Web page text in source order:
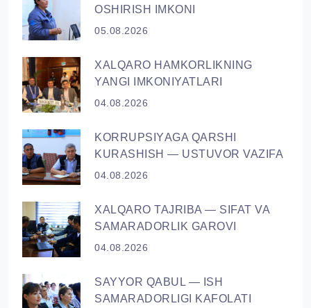
OSHIRISH IMKONI
05.08.2026
XALQARO HAMKORLIKNING
YANGI IMKONIYATLARI
04.08.2026
KORRUPSIYАGA QARSHI
KURASHISH — USTUVOR VAZIFA
04.08.2026
XALQARO TAJRIBA — SIFAT VA
SAMARADORLIK GAROVI
04.08.2026
SAYYOR QАBUL — ISH
SAMARADORLIGI KAFOLATI